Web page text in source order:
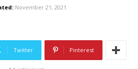
November 21, 2021
Twitter Pinterest